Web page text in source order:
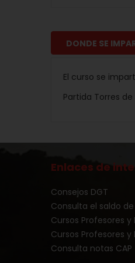
DONDE SE
El curso se
Partida Torres de
Enlaces de
Consejos DGT
Consulta el saldo
Cursos Profesores y
Cursos Profesores y
Consulta notas CAP